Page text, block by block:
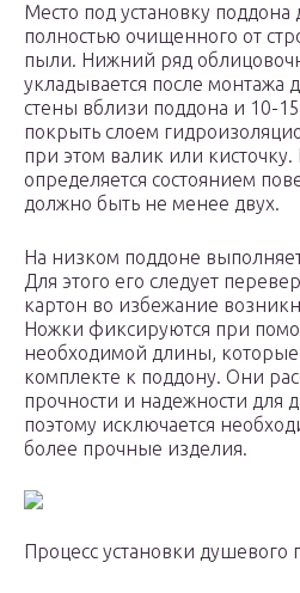
Место под установку
полностью очищенного от
пыли. Нижний ряд
укладывается после монтажа
стены вблизи поддона и 10-
покрыть слоем
при этом валик или кисточку.
определяется состоянием
должно быть не менее двух.
На низком поддоне
Для этого его следует
картон во избежание
Ножки фиксируются при
необходимой длины,
комплекте к поддону. Они
прочности и надежности для
поэтому исключается
более прочные изделия.
Процесс установки душевого